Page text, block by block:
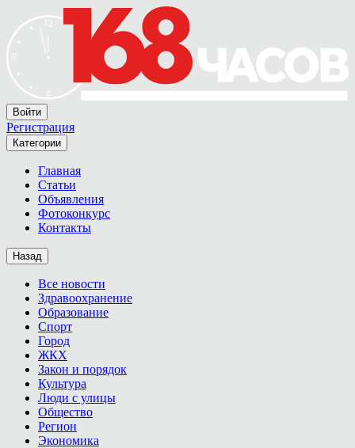
Войти
Регистрация
Категории
Главная
Статьи
Объявления
Фотоконкурс
Контакты
Назад
Все новости
Здравоохранение
Образование
Спорт
Город
ЖКХ
Закон и порядок
Культура
Люди с улицы
Общество
Регион
Экономика